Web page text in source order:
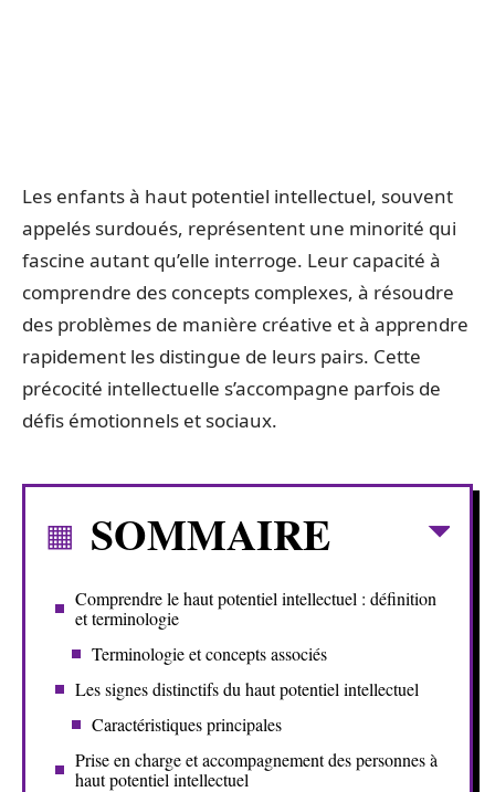
Les enfants à haut potentiel intellectuel, souvent
appelés surdoués, représentent une minorité qui
fascine autant qu’elle interroge. Leur capacité à
comprendre des concepts complexes, à résoudre
des problèmes de manière créative et à apprendre
rapidement les distingue de leurs pairs. Cette
précocité intellectuelle s’accompagne parfois de
défis émotionnels et sociaux.
SOMMAIRE
Comprendre le haut potentiel intellectuel : définition
et terminologie
Terminologie et concepts associés
Les signes distinctifs du haut potentiel intellectuel
Caractéristiques principales
Prise en charge et accompagnement des personnes à
haut potentiel intellectuel